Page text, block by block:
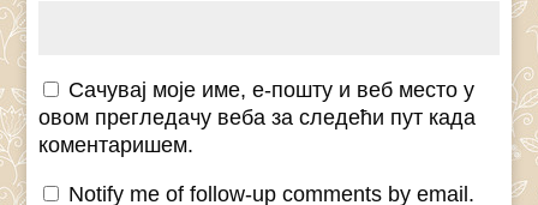
Сачувај моје име, е-пошту и веб место у
овом прегледачу веба за следећи пут када
коментаришем.
Notify me of follow-up comments by email.